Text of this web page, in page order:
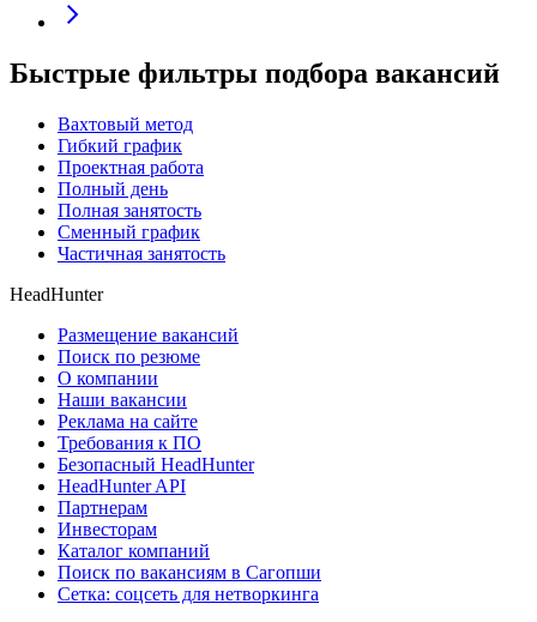
Быстрые фильтры подбора вакансий
Вахтовый метод
Гибкий график
Проектная работа
Полный день
Полная занятость
Сменный график
Частичная занятость
HeadHunter
Размещение вакансий
Поиск по резюме
О компании
Наши вакансии
Реклама на сайте
Требования к ПО
Безопасный HeadHunter
HeadHunter API
Партнерам
Инвесторам
Каталог компаний
Поиск по вакансиям в Сагопши
Сетка: соцсеть для нетворкинга